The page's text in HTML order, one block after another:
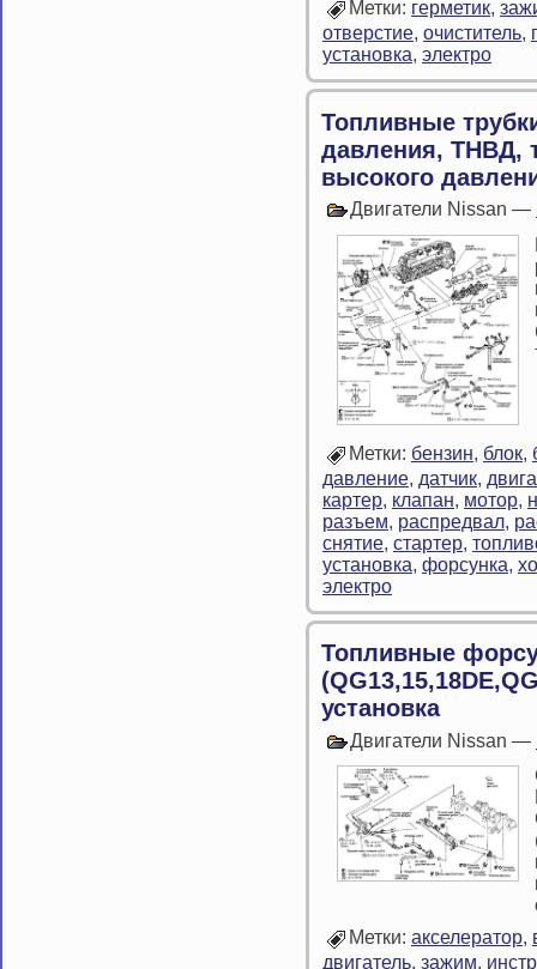
Метки: герметик,
отверстие, очиститель,
установка, электро
Топливные
давления, ТНВД,
высокого
Двигатели Nissan —
Метки: бензин, блок,
давление, датчик,
картер, клапан, мотор,
разъем, распредвал,
снятие, стартер,
установка, форсунка,
электро
Топливные
установка
Двигатели Nissan —
Метки: акселератор,
двигатель, зажим,